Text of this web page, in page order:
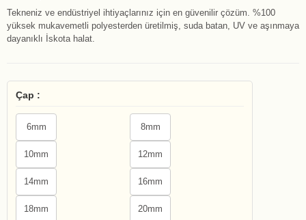
Tekneniz ve endüstriyel ihtiyaçlarınız için en güvenilir çözüm. %100
yüksek mukavemetli polyesterden üretilmiş, suda batan, UV ve aşınmaya
dayanıklı İskota halat.
Çap :
6mm 8mm
10mm 12mm
14mm 16mm
18mm 20mm